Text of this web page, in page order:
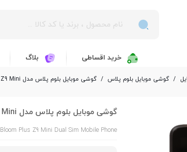
خرید اقساطی بلاگ
/ گوشی موبایل بلوم پلاس / گوشی موبایل بلوم پلاس مدل Z9 Mini دو سیم کارت
گوشی موبایل بلوم پلاس مدل Z9 Mini دو سیم کارت
Bloom Plus Z9 Mini Dual Sim Mobile Phone